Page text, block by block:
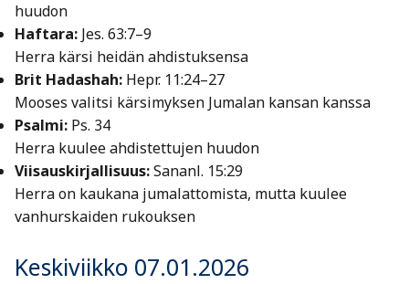
huudon
Haftara: Jes. 63:7–9
Herra kärsi heidän ahdistuksensa
Brit Hadashah: Hepr. 11:24–27
Mooses valitsi kärsimyksen Jumalan kansan kanssa
Psalmi: Ps. 34
Herra kuulee ahdistettujen huudon
Viisauskirjallisuus:Sananl. 15:29
Herra on kaukana jumalattomista, mutta kuulee
vanhurskaiden rukouksen
Keskiviikko 07.01.2026